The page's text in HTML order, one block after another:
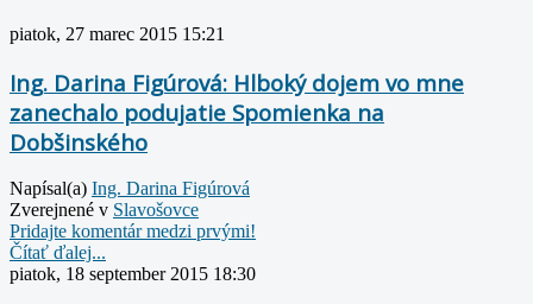
piatok, 27 marec 2015 15:21
Ing. Darina Figúrová: Hlboký dojem vo mne
zanechalo podujatie Spomienka na
Dobšinského
Napísal(a) Ing. Darina Figúrová
Zverejnené v Slavošovce
Pridajte komentár medzi prvými!
Čítať ďalej...
piatok, 18 september 2015 18:30